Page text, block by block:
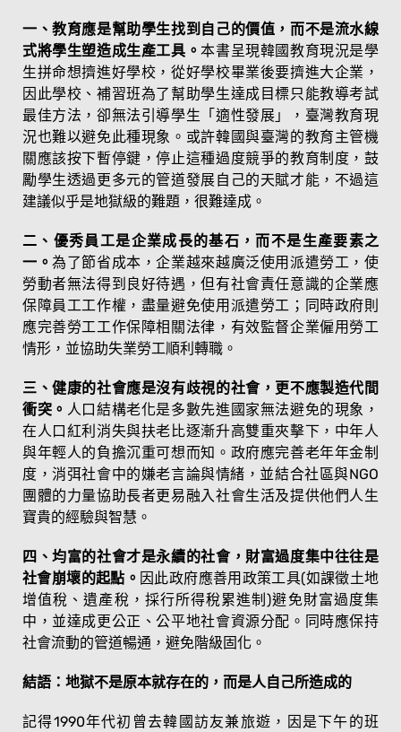
一、教育應是幫助學生找到自己的價值，而不是流水線
式將學生塑造成生產工具。本書呈現韓國教育現況是學
生拼命想擠進好學校，從好學校畢業後要擠進大企業，
因此學校、補習班為了幫助學生達成目標只能教導考試
最佳方法，卻無法引導學生「適性發展」，臺灣教育現
況也難以避免此種現象。或許韓國與臺灣的教育主管機
關應該按下暫停鍵，停止這種過度競爭的教育制度，鼓
勵學生透過更多元的管道發展自己的天賦才能，不過這
建議似乎是地獄級的難題，很難達成。
二、優秀員工是企業成長的基石，而不是生產要素之
一。為了節省成本，企業越來越廣泛使用派遣勞工，使
勞動者無法得到良好待遇，但有社會責任意識的企業應
保障員工工作權，盡量避免使用派遣勞工；同時政府則
應完善勞工工作保障相關法律，有效監督企業僱用勞工
情形，並協助失業勞工順利轉職。
三、健康的社會應是沒有歧視的社會，更不應製造代間
衝突。 人口結構老化是多數先進國家無法避免的現象，
在人口紅利消失與扶老比逐漸升高雙重夾擊下，中年人
與年輕人的負擔沉重可想而知。政府應完善老年年金制
度，消弭社會中的嫌老言論與情緒，並結合社區與NGO
團體的力量協助長者更易融入社會生活及提供他們人生
寶貴的經驗與智慧。
四、均富的社會才是永續的社會，財富過度集中往往是
社會崩壞的起點。 因此政府應善用政策工具(如課徵土地
增值稅、遺產稅，採行所得稅累進制)避免財富過度集
中，並達成更公正、公平地社會資源分配。同時應保持
社會流動的管道暢通，避免階級固化。
結語：地獄不是原本就存在的，而是人自己所造成的
記得1990年代初曾去韓國訪友兼旅遊，因是下午的班